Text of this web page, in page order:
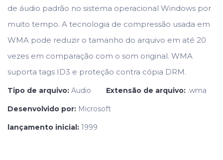
de áudio padrão no sistema operacional Windows por
muito tempo. A tecnologia de compressão usada em
WMA pode reduzir o tamanho do arquivo em até 20
vezes em comparação com o som original. WMA
suporta tags ID3 e proteção contra cópia DRM.
Tipo de arquivo: Audio Extensão de arquivo: .wma
Desenvolvido por: Microsoft
lançamento inicial: 1999